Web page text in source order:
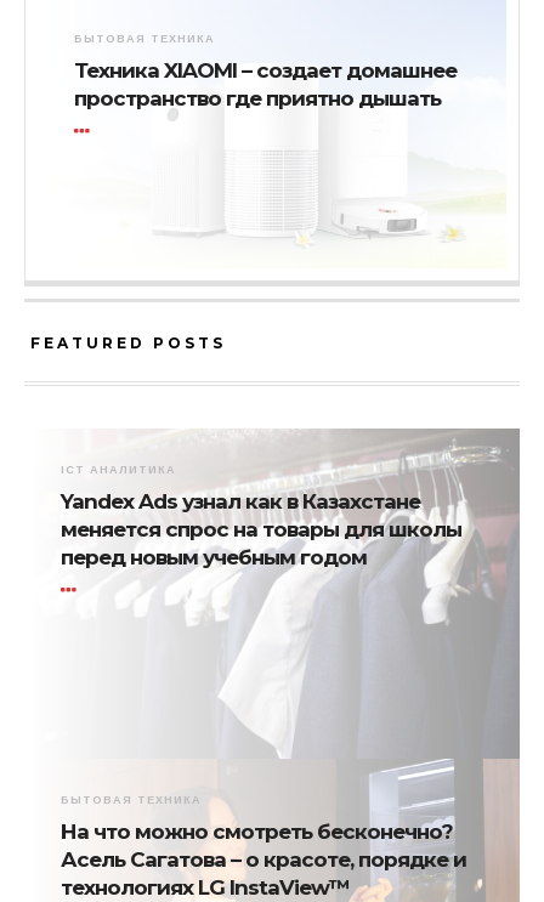
БЫТОВАЯ ТЕХНИКА
Техника XIAOMI – создает домашнее
пространство где приятно дышать
FEATURED POSTS
ICT АНАЛИТИКА
Yandex Ads узнал как в Казахстане
меняется спрос на товары для школы
перед новым учебным годом
БЫТОВАЯ ТЕХНИКА
На что можно смотреть бесконечно?
Асель Сагатова – о красоте, порядке и
технологиях LG InstaView™